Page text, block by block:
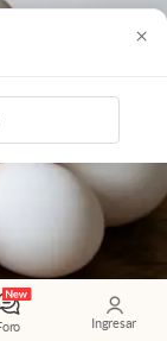
Ingresar
×